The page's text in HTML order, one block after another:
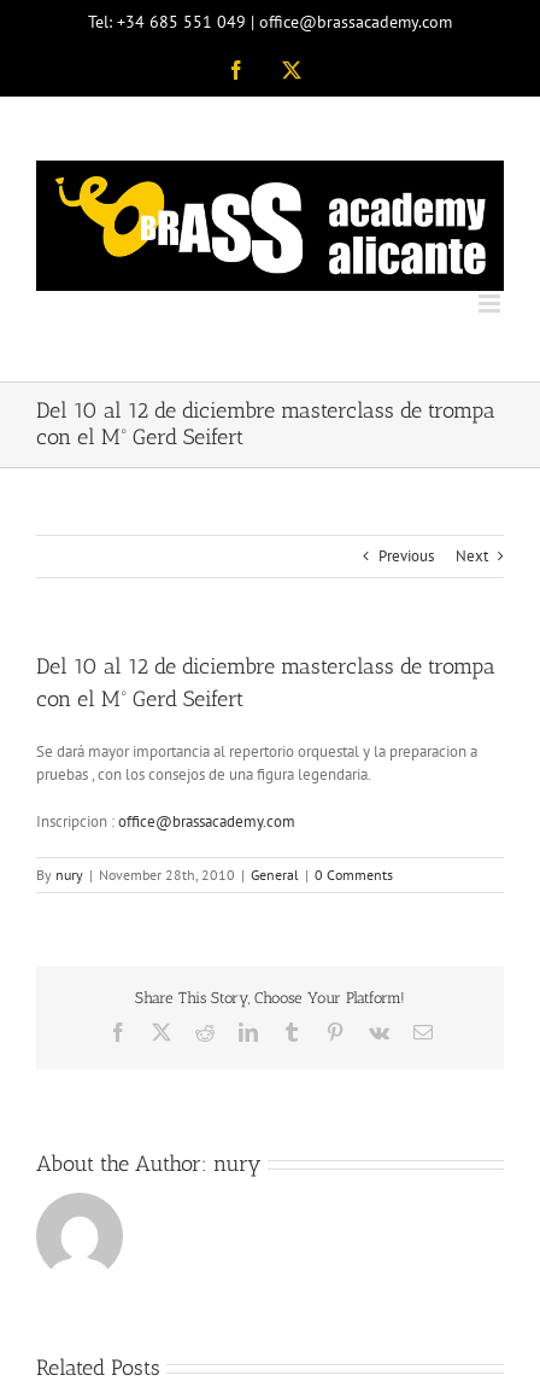
Tel: +34 685 551 049 | office@brassacademy.com
Facebook
Del 10 al 12 de diciembre masterclass de trompa
con el Mº Gerd Seifert
Previous Next
Del 10 al 12 de diciembre masterclass de trompa
con el Mº Gerd Seifert
Se dará mayor importancia al repertorio orquestal y la preparacion a
pruebas , con los consejos de una figura legendaria.
Inscripcion :office@brassacademy.com
By nury | November 28th, 2010 | General | 0 Comments
Share This Story, Choose Your Platform!
Facebook RedditLinkedInTumblr Pinterest
Vk Email
About the Author: nury
Related Posts